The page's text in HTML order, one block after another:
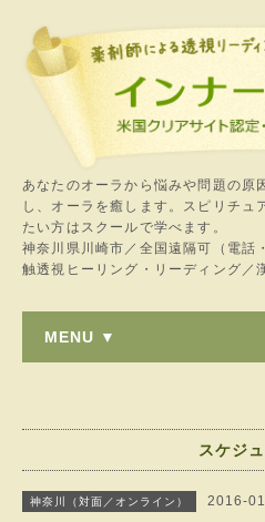
あなたのオーラから悩みや問題の原
し、オーラを癒します。スピリチュ
たい方はスクールで学べます。
神奈川県川崎市／全国遠隔可（電
触透視ヒーリング・リーディング／
MENU ▼
スケジ
神奈川（対面／オンライン） 2016-